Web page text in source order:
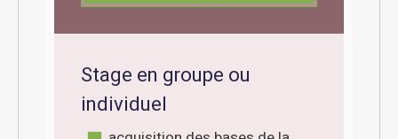
Stage en groupe ou
individuel